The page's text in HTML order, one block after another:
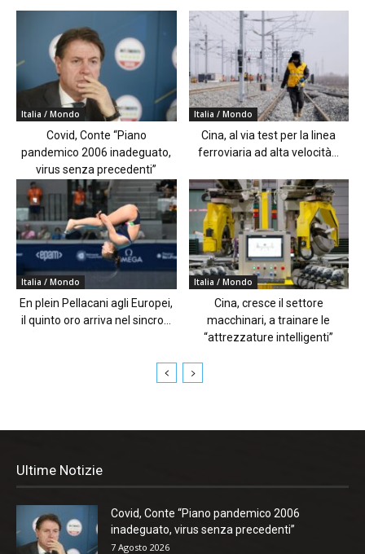
Italia / Mondo
Covid, Conte “Piano
pandemico 2006 inadeguato,
virus senza precedenti”
Italia / Mondo
Cina, al via test per la linea
ferroviaria ad alta velocità...
Italia / Mondo
En plein Pellacani agli Europei,
il quinto oro arriva nel sincro...
Italia / Mondo
Cina, cresce il settore
macchinari, a trainare le
“attrezzature intelligenti”
Ultime Notizie
Covid, Conte “Piano pandemico 2006
inadeguato, virus senza precedenti”
7 Agosto 2026